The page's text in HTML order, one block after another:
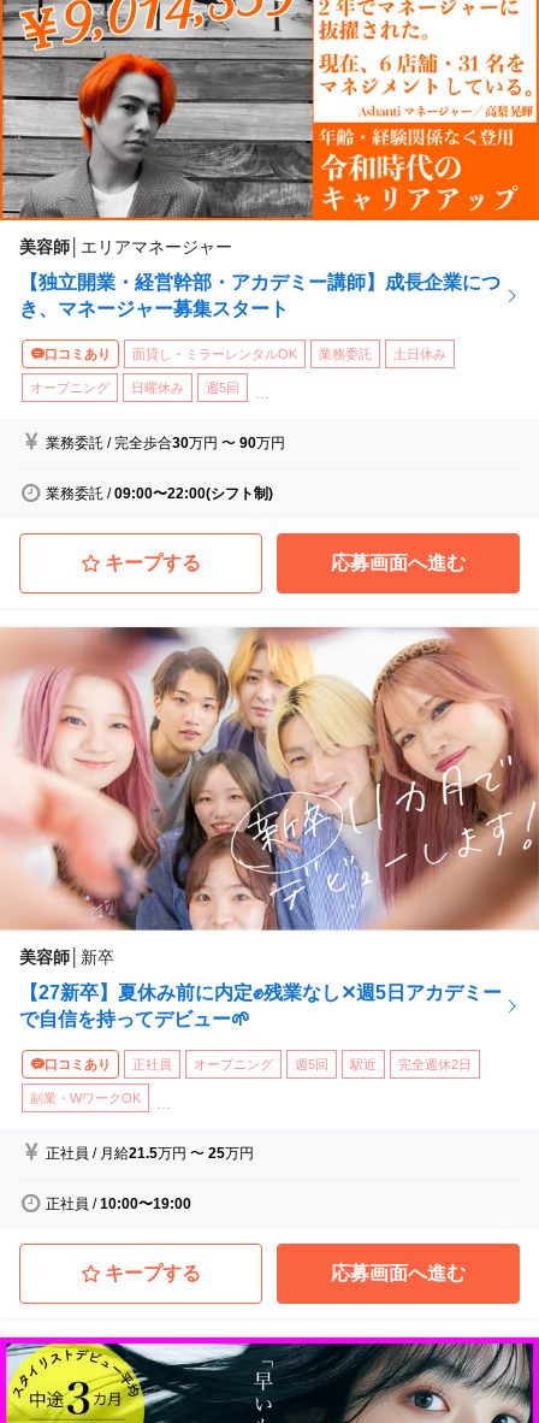
美容師 エリアマネージャー
【独立開業・経営幹部・アカデミー講師】成長企業につ
き、マネージャー募集スタート
口コミあり 面貸し・ミラーレンタルOK 業務委託 土日休み
オープニング 日曜休み 週5回
業務委託 /完全歩合30万円 〜90万円
業務委託 /09:00〜22:00(シフト制)
キープする 応募画面へ進む
美容師 新卒
【27新卒】夏休み前に内定✊残業なし✕週5日アカデミー
で自信を持ってデビュー🌱
口コミあり 正社員 オープニング 週5回 駅近 完全週休2日
副業・WワークOK
正社員 / 月給21.5万円 〜25万円
正社員 /10:00〜19:00
キープする 応募画面へ進む